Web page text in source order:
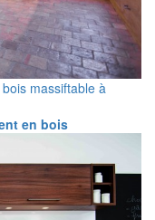
massiftable à
en bois